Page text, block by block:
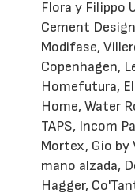
Flora y Filippo
Cement
Modifase,
Copenhagen,
Homefutura,
Home, Water
TAPS, Incom
Mortex, Gio by
mano alzada,
Hagger,